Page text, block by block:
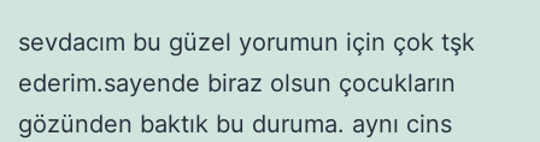
sevdacım bu güzel yorumun için çok tşk
ederim.sayende biraz olsun çocukların
gözünden baktık bu duruma. aynı cins